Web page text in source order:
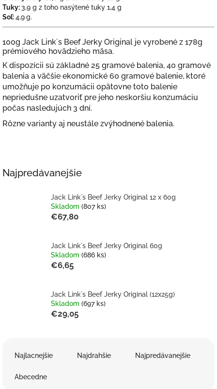
Tuky:3,9 g z toho nasýtené tuky 1,4 g
Soľ:4,9g.
100g Jack Link´s Beef Jerky Original je vyrobené z 178g
prémiového hovädzieho mäsa.
K dispozícii sú základné 25 gramové balenia, 40 gramové
balenia a väčšie ekonomické 60 gramové balenie, ktoré
umožňuje po konzumácii opätovne toto balenie
nepriedušne uzatvoriť pre jeho neskoršiu konzumáciu
počas nasledujúch 3 dní.
Rôzne varianty aj neustále zvýhodnené balenia.
Najpredávanejšie
Jack Link´s Beef Jerky Original 12 x 60g
Skladom (807 ks)
€67,80
Jack Link´s Beef Jerky Original 60g
Skladom (686 ks)
€6,65
Jack Link´s Beef Jerky Original (12x25g)
Skladom (697 ks)
€29,05
Najlacnejšie Najdrahšie Najpredávanejšie
Abecedne